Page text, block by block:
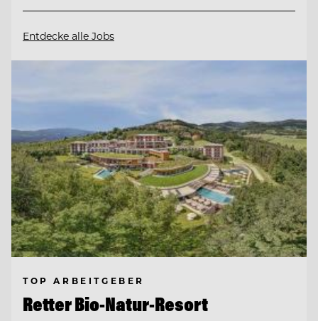
Entdecke alle Jobs
TOP ARBEITGEBER
Retter Bio-Natur-Resort